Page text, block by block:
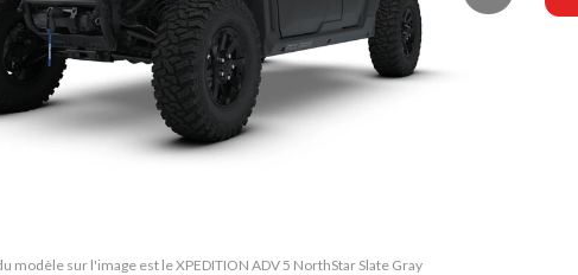
modèle sur l'image est le XPEDITION ADV 5 NorthStar Slate Gray